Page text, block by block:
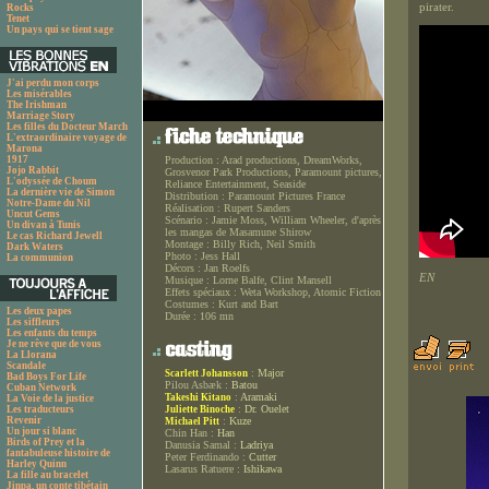
Rocks
Tenet
Un pays qui se tient sage
J'ai perdu mon corps
Les misérables
The Irishman
Marriage Story
Les filles du Docteur March
L'extraordinaire voyage de
Marona
1917
Jojo Rabbit
L'odyssée de Choum
La dernière vie de Simon
Notre-Dame du Nil
Uncut Gems
Un divan à Tunis
Le cas Richard Jewell
Dark Waters
La communion
Les deux papes
Les siffleurs
Les enfants du temps
Je ne rêve que de vous
La Llorana
Scandale
Bad Boys For Life
Cuban Network
La Voie de la justice
Les traducteurs
Revenir
Un jour si blanc
Birds of Prey et la
fantabuleuse histoire de
Harley Quinn
La fille au bracelet
Jinpa, un conte tibétain
Production : Arad productions, DreamWorks,
Grosvenor Park Productions, Paramount pictures,
Reliance Entertainment, Seaside
Distribution : Paramount Pictures France
Réalisation : Rupert Sanders
Scénario : Jamie Moss, William Wheeler, d'après
les mangas de Masamune Shirow
Montage : Billy Rich, Neil Smith
Photo : Jess Hall
Décors : Jan Roelfs
Musique : Lorne Balfe, Clint Mansell
Effets spéciaux : Weta Workshop, Atomic Fiction
Costumes : Kurt and Bart
Durée : 106 mn
Scarlett Johansson : Major
Pilou Asbæk : Batou
Takeshi Kitano : Aramaki
Juliette Binoche : Dr. Ouelet
Michael Pitt : Kuze
Chin Han : Han
Danusia Samal : Ladriya
Peter Ferdinando : Cutter
Lasarus Ratuere : Ishikawa
pirater.
EN